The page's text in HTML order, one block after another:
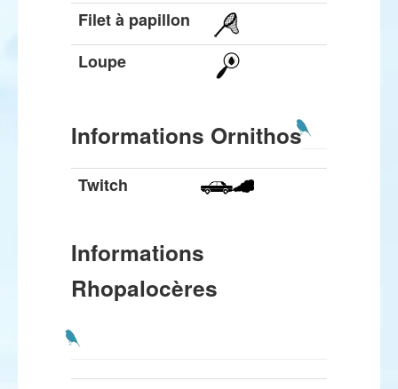
Filet à papillon
Loupe
Informations Ornithos
Twitch
Informations
Rhopalocères